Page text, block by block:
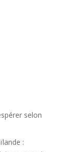
selon
: